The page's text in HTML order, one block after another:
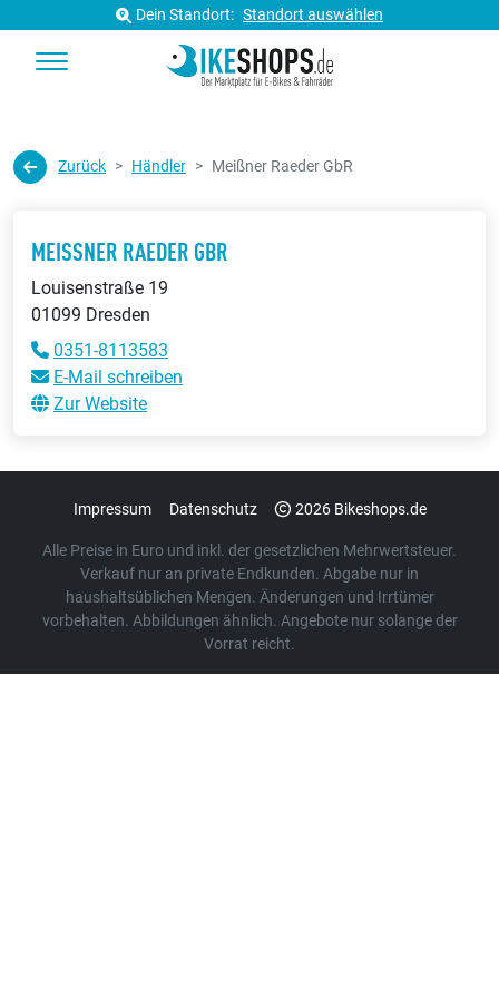
Dein Standort: Standort auswählen
Zurück Händler Meißner Raeder GbR
MEISSNER RAEDER GBR
Louisenstraße 19
01099 Dresden
0351-8113583
E-Mail schreiben
Zur Website
Impressum Datenschutz 2026 Bikeshops.de
Alle Preise in Euro und inkl. der gesetzlichen Mehrwertsteuer.
Verkauf nur an private Endkunden. Abgabe nur in
haushaltsüblichen Mengen. Änderungen und Irrtümer
vorbehalten. Abbildungen ähnlich. Angebote nur solange der
Vorrat reicht.